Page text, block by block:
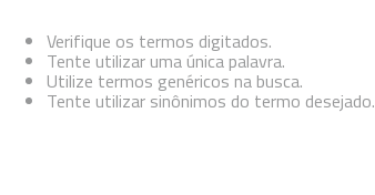
Verifique os termos digitados.
Tente utilizar uma única palavra.
Utilize termos genéricos na busca.
Tente utilizar sinônimos do termo desejado.